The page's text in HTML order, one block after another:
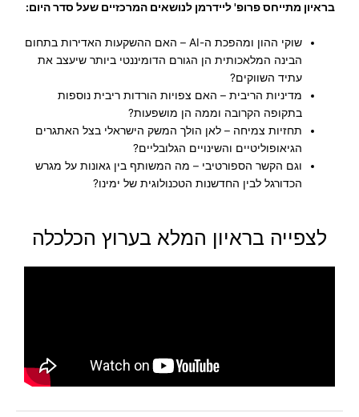
בראיון מתייחס פרופ' ליידרמן לנושאים המרכזיים שעל סדר היום:
שוקי ההון ומהפכת ה-AI – האם ההשקעות האדירות בתחום
הבינה המלאכותית הן הגורם הדומיננטי ביותר שיעצב את
עתיד השווקים?
מדיניות הריבית – האם צפויות הורדות ריבית נוספות
בתקופה הקרובה וממה הן מושפעות?
תחזיות צמיחה – לאן הולך המשק הישראלי בצל האתגרים
הגיאופוליטיים והשינויים הגלובליים?
וגם הקשר הספורטיבי – מה המשותף בין גאונות על מגרש
הכדורגל לבין החדשנות הטכנולוגית של ימינו?
לצפייה בראיון המלא בערוץ הכלכלה